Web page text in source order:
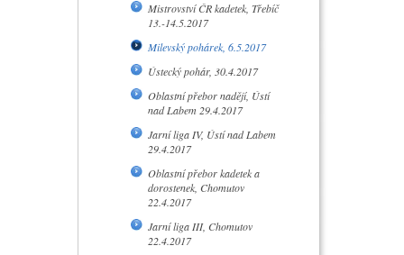
Mistrovství ČR kadetek, Třebíč
13.-14.5.2017
Milevský pohárek, 6.5.2017
Ústecký pohár, 30.4.2017
Oblastní přebor nadějí, Ústí
nad Labem 29.4.2017
Jarní liga IV, Ústí nad Labem
29.4.2017
Oblastní přebor kadetek a
dorostenek, Chomutov
22.4.2017
Jarní liga III, Chomutov
22.4.2017